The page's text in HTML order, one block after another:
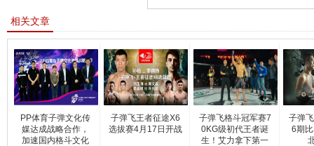
相关文章
PP体育子弹文化传
媒达成战略合作，
加速国内格斗文化
子弹飞王者征途X6
选拔赛4月17日开战
子弹飞格斗冠军赛7
0KG级初代王者诞
生！艾力拿下第一
子弹
6期